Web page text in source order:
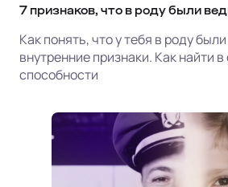
7 признаков, что в роду были
Как понять, что у тебя в роду
внутренние признаки. Как найти
способности